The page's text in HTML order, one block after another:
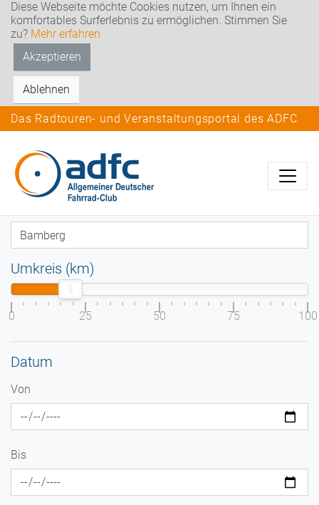
Diese Webseite möchte Cookies nutzen, um Ihnen ein
komfortables Surferlebnis zu ermöglichen. Stimmen Sie
zu? Mehr erfahren
Akzeptieren
Ablehnen
Das Radtouren- und Veranstaltungsportal des ADFC
Umkreis (km)
0 25 50 75 100
Datum
Von
Bis